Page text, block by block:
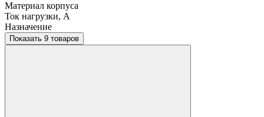
Материал корпуса
Ток нагрузки, A
Назначение
Показать 9 товаров